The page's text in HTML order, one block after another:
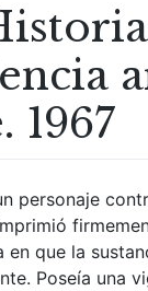
personaje
que la
Poseía una